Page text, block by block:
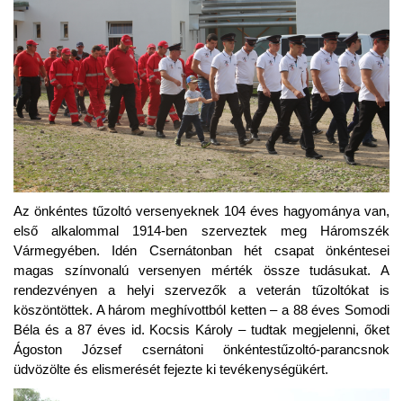
Az önkéntes tűzoltó versenyeknek 104 éves hagyománya van,
első alkalommal 1914-ben szerveztek meg Háromszék
Vármegyében. Idén Csernátonban hét csapat önkéntesei
magas színvonalú versenyen mérték össze tudásukat. A
rendezvényen a helyi szervezők a veterán tűzoltókat is
köszöntöttek. A három meghívottból ketten – a 88 éves Somodi
Béla és a 87 éves id. Kocsis Károly – tudtak megjelenni, őket
Ágoston József csernátoni önkéntestűzoltó-parancsnok
üdvözölte és elismerését fejezte ki tevékenységükért.